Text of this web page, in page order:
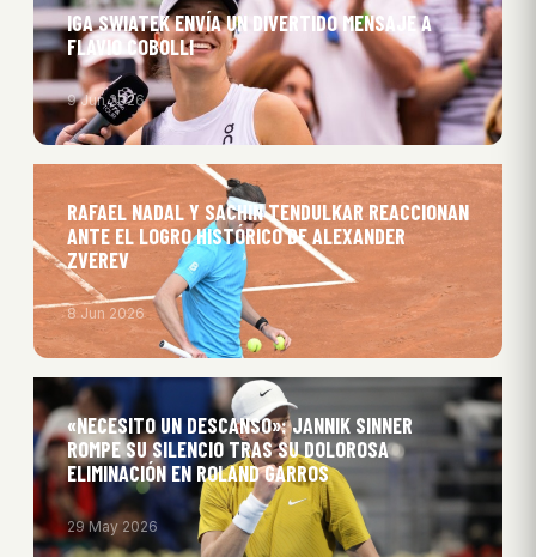
IGA SWIATEK ENVÍA UN DIVERTIDO MENSAJE A
FLAVIO COBOLLI
9 Jun 2026
RAFAEL NADAL Y SACHIN TENDULKAR REACCIONAN
ANTE EL LOGRO HISTÓRICO DE ALEXANDER
ZVEREV
8 Jun 2026
«NECESITO UN DESCANSO»: JANNIK SINNER
ROMPE SU SILENCIO TRAS SU DOLOROSA
ELIMINACIÓN EN ROLAND GARROS
29 May 2026